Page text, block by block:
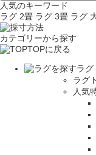
人気のキーワード
ラグ 2畳 ラグ 3畳 ラグ
カテゴリーから探す
TOPに戻る
ラグ
ラグ
人気